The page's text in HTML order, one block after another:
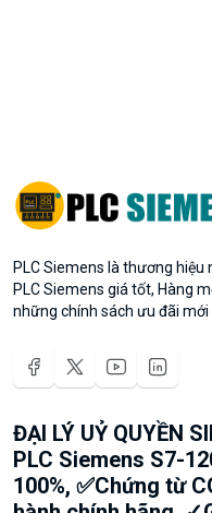
PLC Siemens là thương
PLC Siemens giá tốt, Hàng
những chính sách ưu đãi
ĐẠI LÝ UỶ QUYỀN
PLC Siemens S7-
100%, ✅Chứng từ